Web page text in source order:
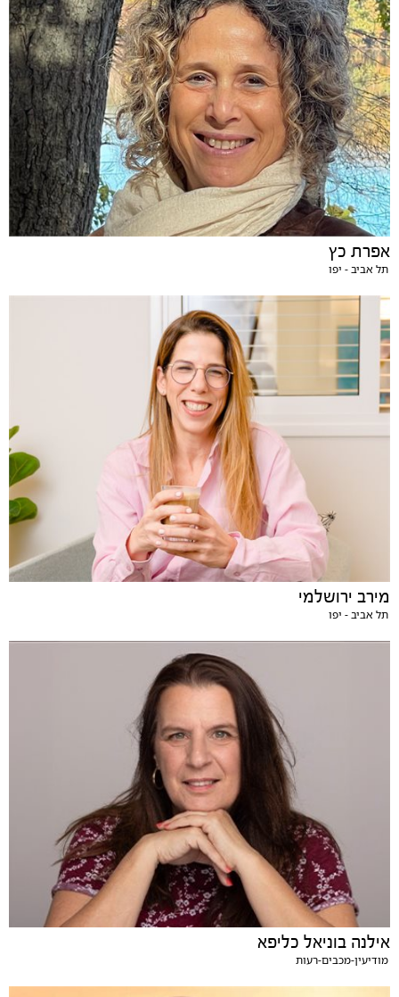
אפרת כץ
תל אביב - יפו
מירב ירושלמי
תל אביב - יפו
אילנה בוניאל כליפא
מודיעין-מכבים-רעות